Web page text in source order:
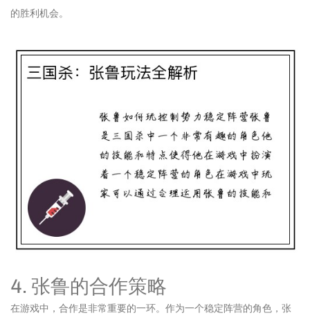
的胜利机会。
4. 张鲁的合作策略
在游戏中，合作是非常重要的一环。作为一个稳定阵营的角色，张